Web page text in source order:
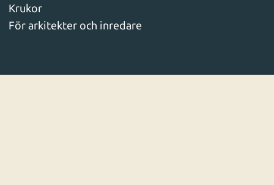
Krukor
För arkitekter och inredare